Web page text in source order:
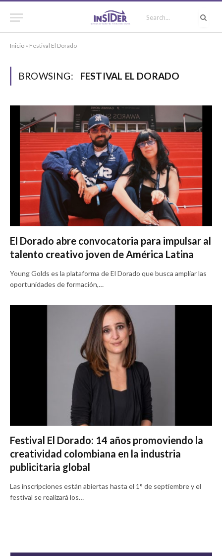
Inicio » Festival El Dorado
BROWSING: FESTIVAL EL DORADO
El Dorado abre convocatoria para impulsar al
talento creativo joven de América Latina
Young Golds es la plataforma de El Dorado que busca ampliar las
oportunidades de formación,…
Festival El Dorado: 14 años promoviendo la
creatividad colombiana en la industria
publicitaria global
Las inscripciones están abiertas hasta el 1° de septiembre y el
festival se realizará los…